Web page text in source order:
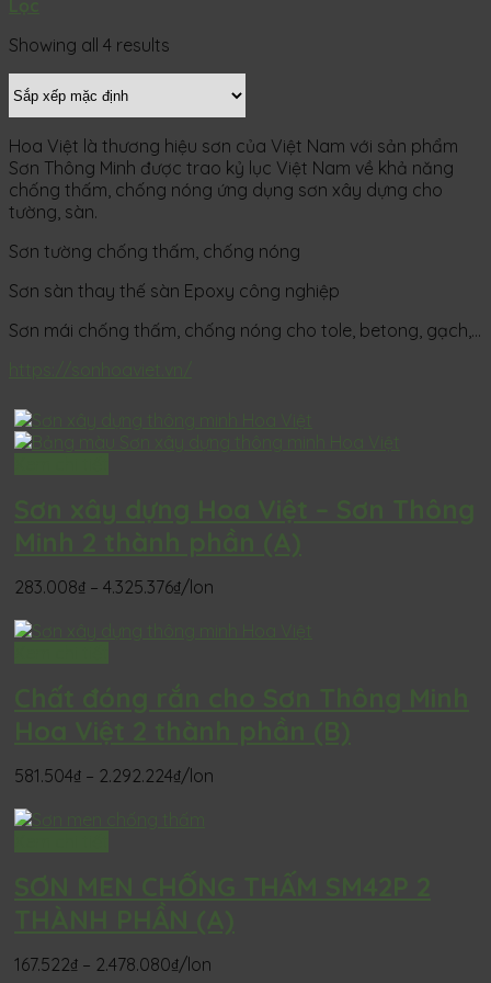
Showing all 4 results
Hoa Việt là thương hiệu sơn của Việt Nam với sản phẩm
Sơn Thông Minh được trao kỷ lục Việt Nam về khả năng
chống thấm, chống nóng ứng dụng sơn xây dựng cho
tường, sàn.
Sơn tường chống thấm, chống nóng
Sơn sàn thay thế sàn Epoxy công nghiệp
Sơn mái chống thấm, chống nóng cho tole, betong, gạch,…
Sơn xây dựng Hoa Việt – Sơn Thông
Minh 2 thành phần (A)
283.008₫ – 4.325.376₫Khoảng
/lon
Chất đóng rắn cho Sơn Thông Minh
Hoa Việt 2 thành phần (B)
581.504₫ – 2.292.224₫Khoảng
2.292.224₫
/lon
SƠN MEN CHỐNG THẤM SM42P 2
THÀNH PHẦN (A)
167.522₫ – 2.478.080₫Khoảng
/lon